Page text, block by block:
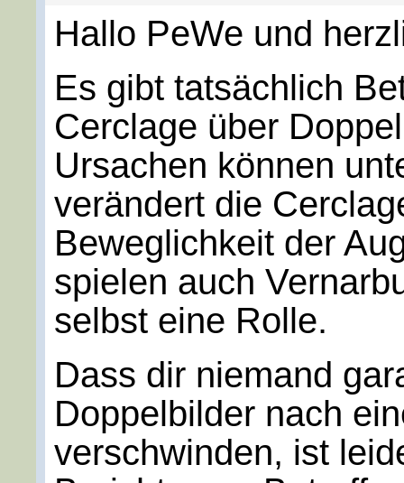
Hallo PeWe und
Es gibt tatsächlich
Cerclage über
Ursachen können
verändert die
Beweglichkeit der
spielen auch
selbst eine Rolle.
Dass dir niemand
Doppelbilder nach
verschwinden, ist